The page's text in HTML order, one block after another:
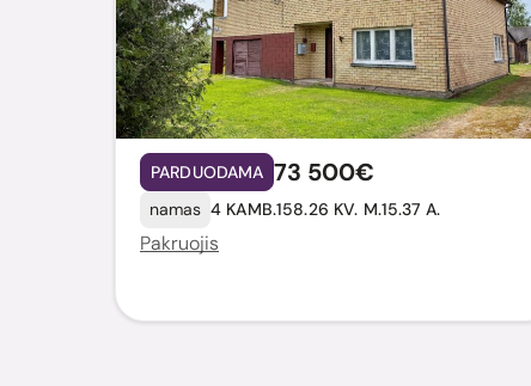
PARDUODAMA 73 500€
namas 4 KAMB.158.26 KV. M.15.37 A.
Pakruojis